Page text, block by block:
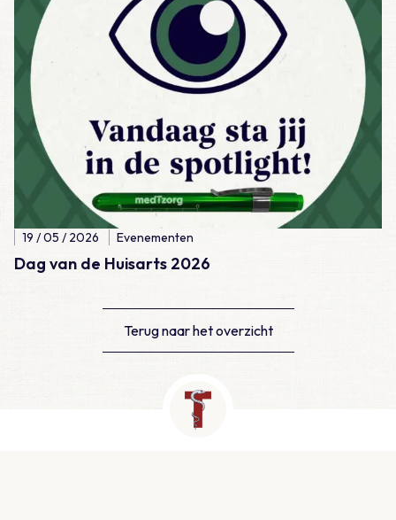
Dag van de Huisarts 2026
19 / 05 / 2026 Evenementen
Terug naar het overzicht